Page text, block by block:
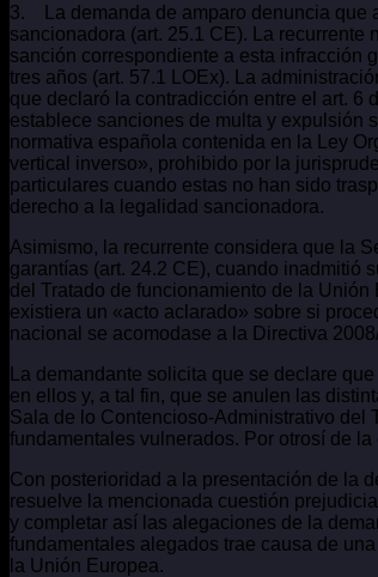
3. La demanda de amparo denuncia que
sancionadora (art. 25.1 CE). La
sanción correspondiente a esta infracción
tres años (art. 57.1 LOEx). La
que declaró la contradicción entre el art. 6
establece sanciones de multa y expulsión
normativa española contenida en la Ley
vertical inverso», prohibido por la
particulares cuando estas no han sido
derecho a la legalidad sancionadora.
Asimismo, la recurrente considera que la
garantías (art. 24.2 CE), cuando inadmitió
del Tratado de funcionamiento de la
existiera un «acto aclarado» sobre si
nacional se acomodase a la Directiva
La demandante solicita que se declare
en ellos y, a tal fin, que se anulen las
Sala de lo Contencioso-Administrativo del
fundamentales vulnerados. Por otrosí de
Con posterioridad a la presentación de la
resuelve la mencionada cuestión
y completar así las alegaciones de la
fundamentales alegados trae causa de
la Unión Europea.